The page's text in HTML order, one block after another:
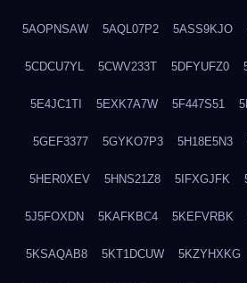
5AOPNSAW 5AQL07P2 5ASS9KJO
5CDCU7YL 5CWV233T 5DFYUFZ0
5E4JC1TI 5EXK7A7W 5F447S51
5GEF3377 5GYKO7P3 5H18E5N3
5HER0XEV 5HNS21Z8 5IFXGJFK
5J5FOXDN 5KAFKBC4 5KEFVRBK
5KSAQAB8 5KT1DCUW 5KZYHXKG